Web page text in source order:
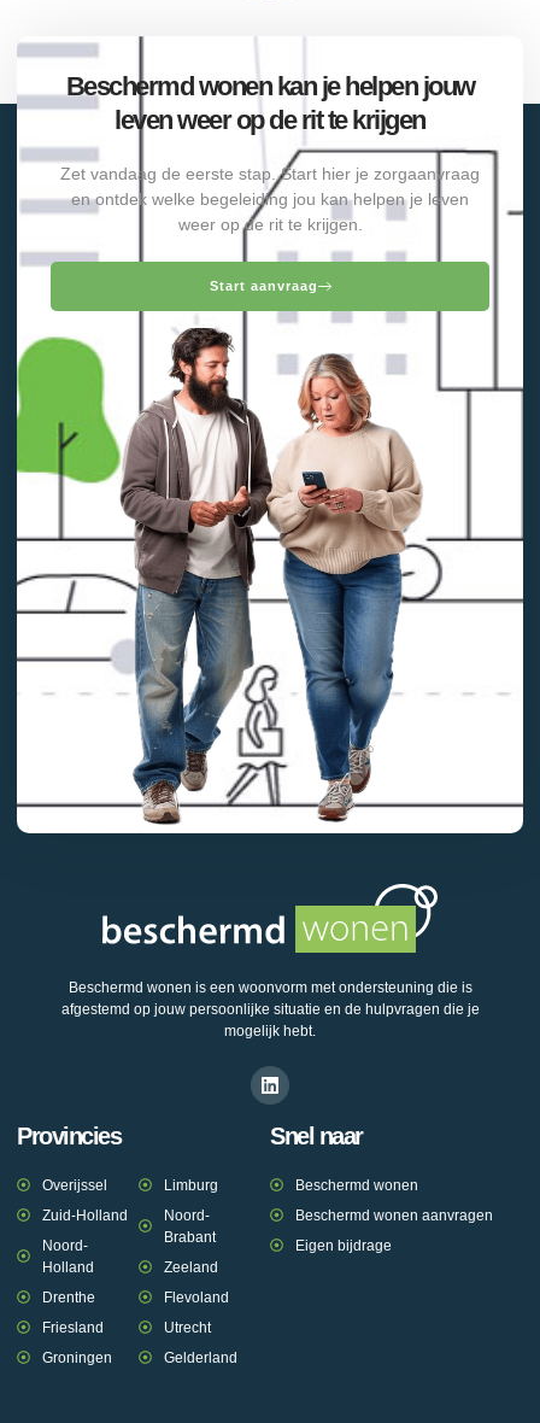
Beschermd wonen kan je helpen jouw
leven weer op de rit te krijgen
Zet vandaag de eerste stap. Start hier je zorgaanvraag
en ontdek welke begeleiding jou kan helpen je leven
weer op de rit te krijgen.
Start aanvraag
Beschermd wonen is een woonvorm met ondersteuning die is
afgestemd op jouw persoonlijke situatie en de hulpvragen die je
mogelijk hebt.
Provincies
Overijssel
Zuid-Holland
Noord-
Holland
Drenthe
Friesland
Groningen
Limburg
Noord-
Brabant
Zeeland
Flevoland
Utrecht
Gelderland
Snel naar
Beschermd wonen
Beschermd wonen aanvragen
Eigen bijdrage